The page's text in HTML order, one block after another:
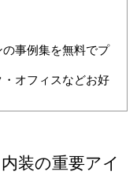
事例集を無料でプ
オフィスなどお好
装の重要アイ